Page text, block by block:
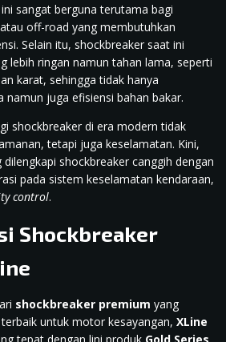
sangat berguna terutama bagi
off-road yang membutuhkan
Selain itu, shockbreaker saat ini
lebih ringan namun tahan lama, seperti
karat, sehingga tidak hanya
juga efisiensi bahan bakar.
shockbreaker di era modern tidak
tetapi juga keselamatan. Kini,
shockbreaker canggih dengan
pada sistem keselamatan kendaraan,
control.
Shockbreaker
shockbreaker premium yang
untuk motor kesayangan, XLine